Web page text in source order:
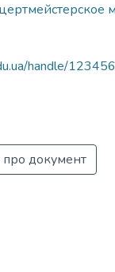
handle/
документ